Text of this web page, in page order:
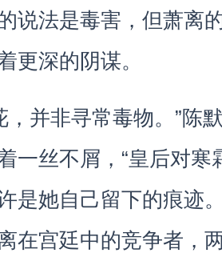
说法是毒害，但萧离
更深的阴谋。
，并非寻常毒物。”陈
一丝不屑，“皇后对寒
是她自己留下的痕迹
在宫廷中的竞争者，